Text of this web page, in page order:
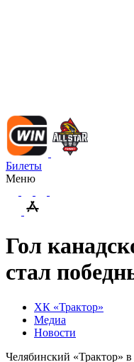
Билеты
Меню
Гол
стал
ХК «Трактор»
Медиа
Новости
Челябинский «Трактор»